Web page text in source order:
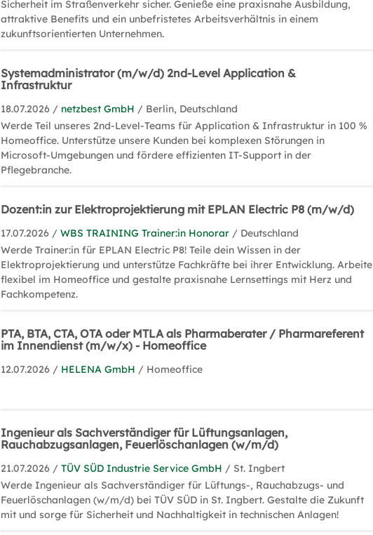
Sicherheit im Straßenverkehr sicher. Genieße eine praxisnahe Ausbildung,
attraktive Benefits und ein unbefristetes Arbeitsverhältnis in einem
zukunftsorientierten Unternehmen.
Systemadministrator (m/w/d) 2nd-Level Application &
Infrastruktur
18.07.2026 / netzbest GmbH / Berlin, Deutschland
Werde Teil unseres 2nd-Level-Teams für Application & Infrastruktur in 100 %
Homeoffice. Unterstütze unsere Kunden bei komplexen Störungen in
Microsoft-Umgebungen und fördere effizienten IT-Support in der
Pflegebranche.
Dozent:in zur Elektroprojektierung mit EPLAN Electric P8 (m/w/d)
17.07.2026 /WBS TRAINING Trainer:in Honorar / Deutschland
Werde Trainer:in für EPLAN Electric P8! Teile dein Wissen in der
Elektroprojektierung und unterstütze Fachkräfte bei ihrer Entwicklung. Arbeite
flexibel im Homeoffice und gestalte praxisnahe Lernsettings mit Herz und
Fachkompetenz.
PTA, BTA, CTA, OTA oder MTLA als Pharmaberater / Pharmareferent
im Innendienst (m/w/x) - Homeoffice
12.07.2026 / HELENA GmbH / Homeoffice
Ingenieur als Sachverständiger für Lüftungsanlagen,
Rauchabzugsanlagen, Feuerlöschanlagen (w/m/d)
21.07.2026 /TÜV SÜD Industrie Service GmbH / St. Ingbert
Werde Ingenieur als Sachverständiger für Lüftungs-, Rauchabzugs- und
Feuerlöschanlagen (w/m/d) bei TÜV SÜD in St. Ingbert. Gestalte die Zukunft
mit und sorge für Sicherheit und Nachhaltigkeit in technischen Anlagen!